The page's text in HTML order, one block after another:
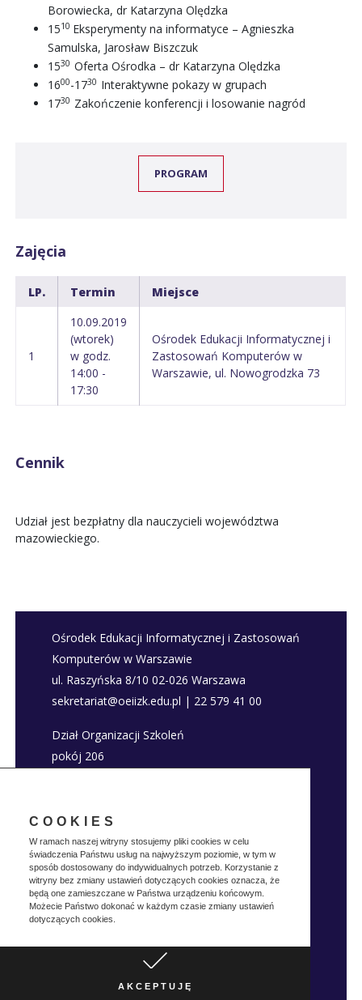
COOKIES
W ramach naszej witryny stosujemy pliki cookies w celu
świadczenia Państwu usług na najwyższym poziomie, w tym w
sposób dostosowany do indywidualnych potrzeb. Korzystanie z
witryny bez zmiany ustawień dotyczących cookies oznacza, że
będą one zamieszczane w Państwa urządzeniu końcowym.
Możecie Państwo dokonać w każdym czasie zmiany ustawień
dotyczących cookies.
AKCEPTUJĘ
Borowiecka, dr Katarzyna Olędzka
1510 Eksperymenty na informatyce – Agnieszka
Samulska, Jarosław Biszczuk
1530 Oferta Ośrodka – dr Katarzyna Olędzka
1600-1730 Interaktywne pokazy w grupach
1730 Zakończenie konferencji i losowanie nagród
PROGRAM
Zajęcia
LP. Termin Miejsce
1
10.09.2019
(wtorek)
w godz.
14:00 -
17:30
Ośrodek Edukacji Informatycznej i
Zastosowań Komputerów w
Warszawie, ul. Nowogrodzka 73
Cennik
Udział jest bezpłatny dla nauczycieli województwa
mazowieckiego.
Ośrodek Edukacji Informatycznej i Zastosowań
Komputerów w Warszawie
ul. Raszyńska 8/10 02-026 Warszawa
sekretariat@oeiizk.edu.pl | 22 579 41 00
Dział Organizacji Szkoleń
pokój 206
Polityka prywatnosci